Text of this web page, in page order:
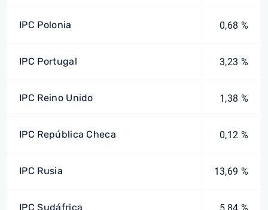
IPC Polonia 0,68 %
IPC Portugal 3,23 %
IPC Reino Unido 1,38 %
IPC República Checa 0,12 %
IPC Rusia 13,69 %
IPC Sudáfrica 5,84 %